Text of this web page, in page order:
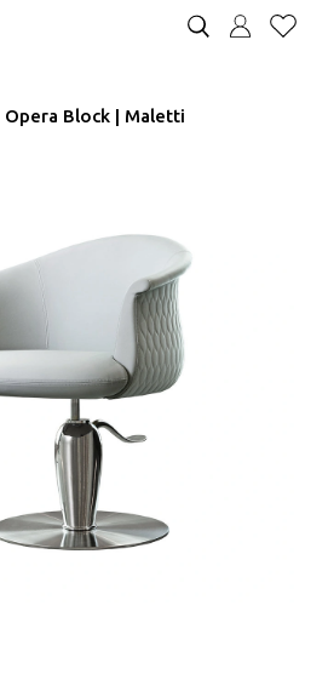
Opera Block | Maletti